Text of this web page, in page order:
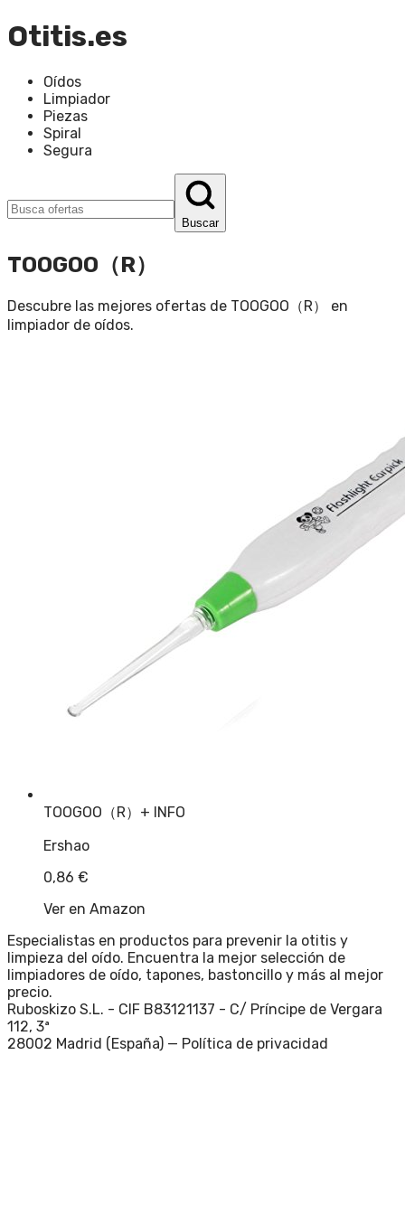
Otitis.es
Oídos
Limpiador
Piezas
Spiral
Segura
Buscar
TOOGOO（R）
Descubre las mejores ofertas de TOOGOO（R）
en
limpiador de oídos.
TOOGOO（R） + INFO
Ershao
0,86 €
Ver en Amazon
Especialistas en productos para prevenir la otitis y
limpieza del oído. Encuentra la mejor selección de
limpiadores de oído, tapones, bastoncillo y más al mejor
precio.
Ruboskizo S.L. - CIF B83121137 - C/ Príncipe de Vergara
112, 3ª
28002 Madrid (España) — Política de privacidad